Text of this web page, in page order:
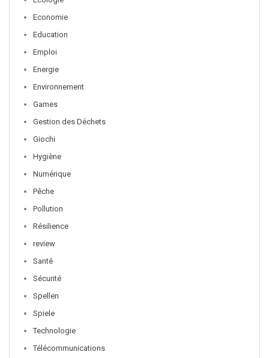
Economie
Education
Emploi
Energie
Environnement
Games
Gestion des Déchets
Giochi
Hygiène
Numérique
Pêche
Pollution
Résilience
review
Santé
Sécurité
Spellen
Spiele
Technologie
Télécommunications